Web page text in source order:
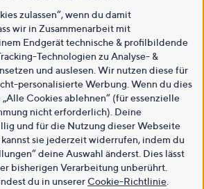
zulassen“, wenn du damit
wir in Zusammenarbeit mit
Endgerät technische & profilbildende
Technologien zu Analyse- &
und auslesen. Wir nutzen diese für
personalisierte Werbung. Wenn du dies
Cookies ablehnen“ (für essenzielle
nicht erforderlich). Deine
und für die Nutzung dieser Webseite
sie jederzeit widerrufen, indem du
deine Auswahl änderst. Dies lässt
bisherigen Verarbeitung unberührt.
du in unsererCookie-Richtlinie